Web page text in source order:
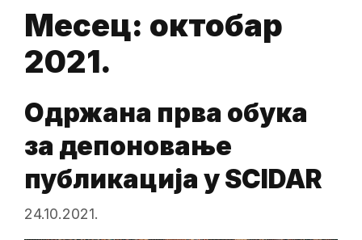
Месец: октобар
2021.
Одржана прва обука
за депоновање
публикација у SCIDAR
24.10.2021.